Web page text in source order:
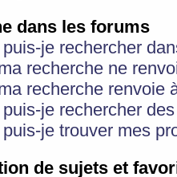
dans les forums
je rechercher
recherche ne
recherche renvoie
je rechercher
je trouver mes
de sujets et